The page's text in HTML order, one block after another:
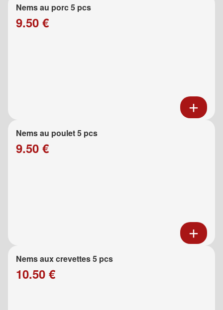
Nems au porc 5 pcs
9.50 €
Nems au poulet 5 pcs
9.50 €
Nems aux crevettes 5 pcs
10.50 €